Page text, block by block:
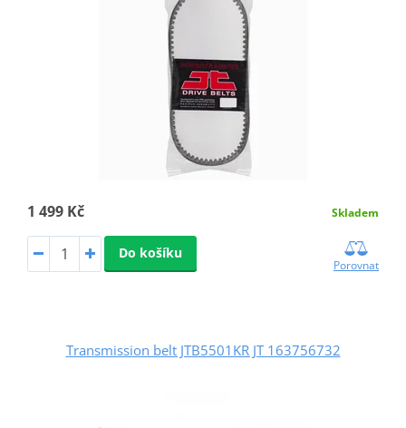
1 499 Kč Skladem
Do košíku
Porovnat
Transmission belt JTB5501KR JT 163756732